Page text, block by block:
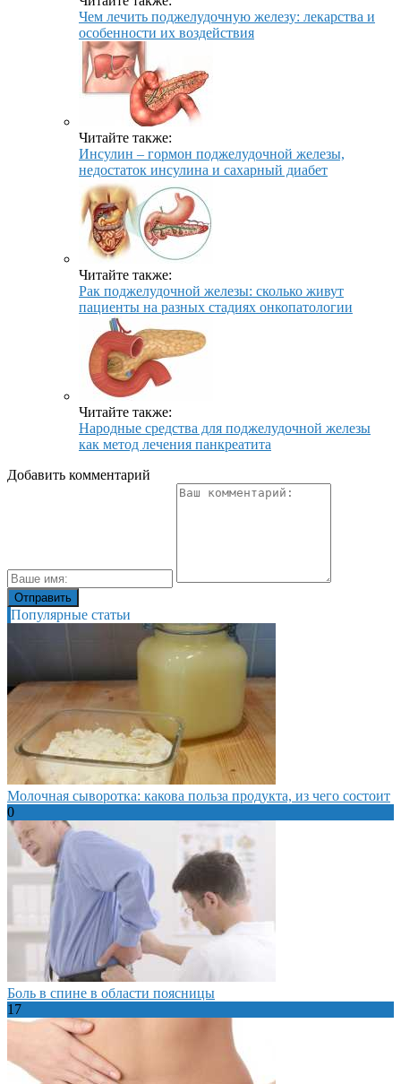
Чем лечить поджелудочную железу: лекарства и
особенности их воздействия
Читайте также:
Инсулин – гормон поджелудочной железы,
недостаток инсулина и сахарный диабет
Читайте также:
Рак поджелудочной железы: сколько живут
пациенты на разных стадиях онкопатологии
Читайте также:
Народные средства для поджелудочной железы
как метод лечения панкреатита
Добавить комментарий
Популярные статьи
Молочная сыворотка: какова польза продукта, из чего состоит
0
Боль в спине в области поясницы
17